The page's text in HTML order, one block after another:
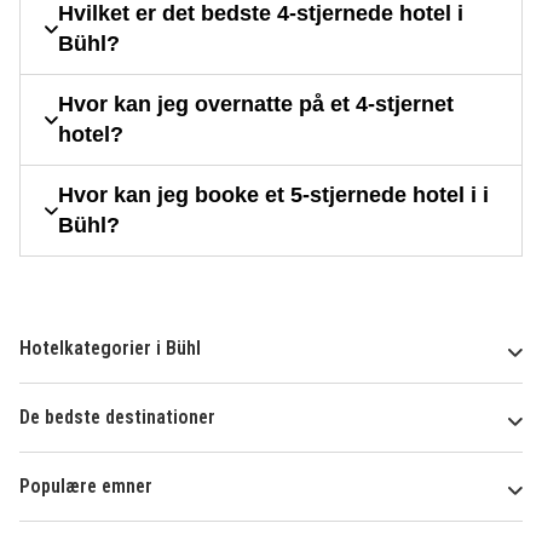
Hvilket er det bedste 4-stjernede hotel i
Bühl?
Hvor kan jeg overnatte på et 4-stjernet
hotel?
Hvor kan jeg booke et 5-stjernede hotel i i
Bühl?
Hotelkategorier i Bühl
De bedste destinationer
Populære emner